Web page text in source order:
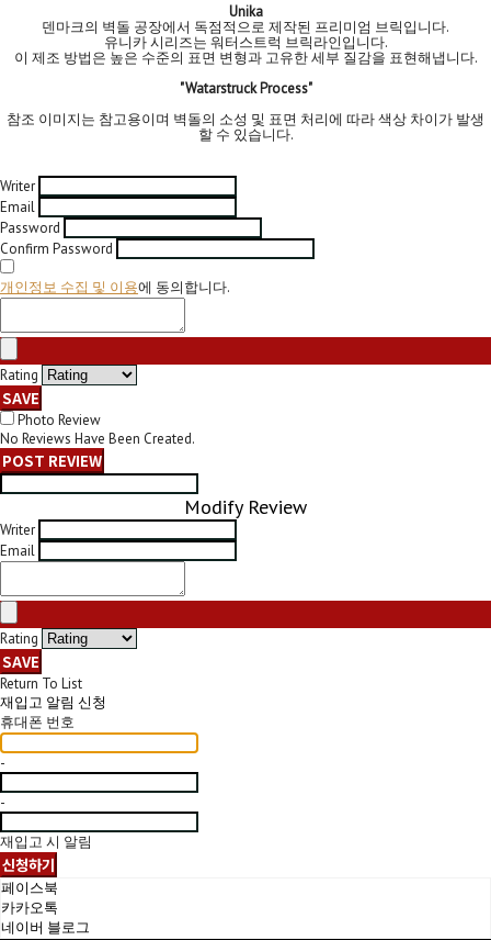
Unika
덴마크의 벽돌 공장에서 독점적으로 제작된 프리미엄 브릭입니다.
유니카 시리즈는 워터스트럭 브릭라인입니다.
이 제조 방법은 높은 수준의 표면 변형과 고유한 세부 질감을 표현해냅니다.
"Watarstruck Process"
참조 이미지는 참고용이며 벽돌의 소성 및 표면 처리에 따라 색상 차이가 발생
할 수 있습니다.
Writer
Email
Password
Confirm Password
개인정보 수집 및 이용에 동의합니다.
Rating
SAVE
Photo Review
No Reviews Have Been Created.
POST REVIEW
Modify Review
Writer
Email
Rating
SAVE
Return To List
재입고 알림 신청
휴대폰 번호
-
-
재입고 시 알림
신청하기
페이스북
카카오톡
네이버 블로그